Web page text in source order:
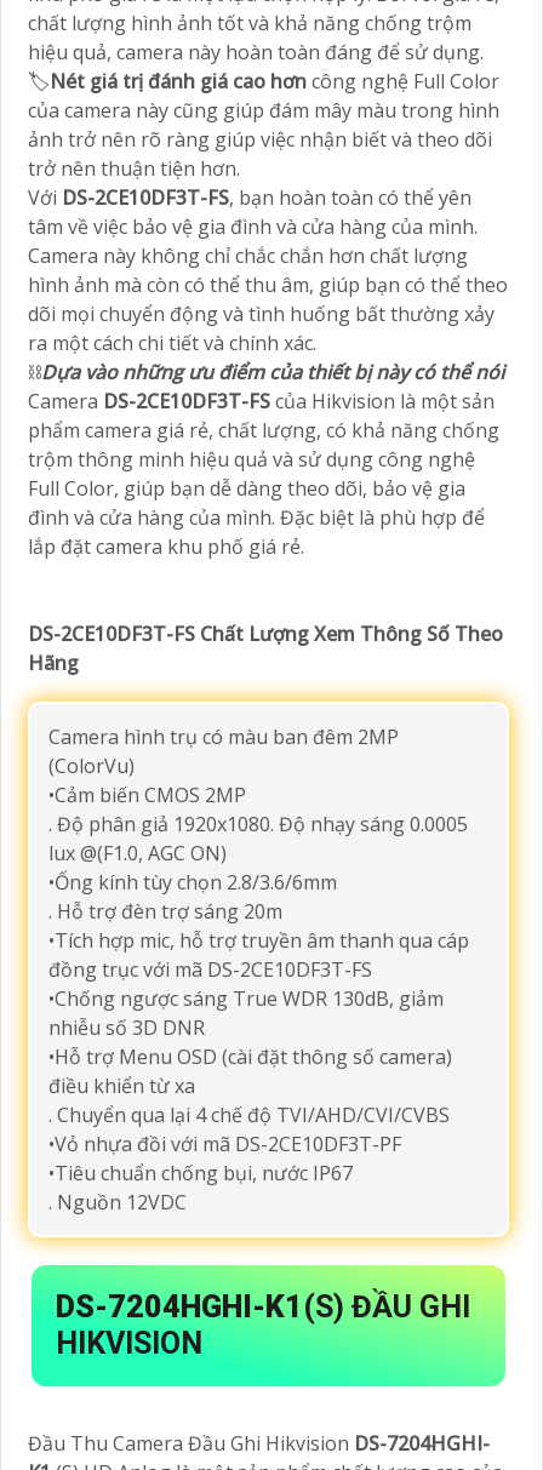
chất lượng hình ảnh tốt và khả năng chống trộm
hiệu quả, camera này hoàn toàn đáng để sử dụng.
🏷Nét giá trị đánh giá cao hơncông nghệ Full Color
của camera này cũng giúp đám mây màu trong hình
ảnh trở nên rõ ràng giúp việc nhận biết và theo dõi
trở nên thuận tiện hơn.
Với DS-2CE10DF3T-FS, bạn hoàn toàn có thể yên
tâm về việc bảo vệ gia đình và cửa hàng của mình.
Camera này không chỉ chắc chắn hơn chất lượng
hình ảnh mà còn có thể thu âm, giúp bạn có thể theo
dõi mọi chuyển động và tình huống bất thường xảy
ra một cách chi tiết và chính xác.
⛓Dựa vào những ưu điểm của thiết bị này có thể nói
Camera DS-2CE10DF3T-FScủa Hikvision là một sản
phẩm camera giá rẻ, chất lượng, có khả năng chống
trộm thông minh hiệu quả và sử dụng công nghệ
Full Color, giúp bạn dễ dàng theo dõi, bảo vệ gia
đình và cửa hàng của mình. Đặc biệt là phù hợp để
lắp đặt camera khu phố giá rẻ.
DS-2CE10DF3T-FS Chất Lượng Xem Thông Số Theo
Hãng
Camera hình trụ có màu ban đêm 2MP
(ColorVu)
•Cảm biến CMOS 2MP
. Độ phân giả 1920x1080. Độ nhạy sáng 0.0005
lux @(F1.0, AGC ON)
•Ống kính tùy chọn 2.8/3.6/6mm
. Hỗ trợ đèn trợ sáng 20m
•Tích hợp mic, hỗ trợ truyền âm thanh qua cáp
•Chống ngược sáng True WDR 130dB, giảm
•Hỗ trợ Menu OSD (cài đặt thông số camera)
điều khiển từ xa
•Tiêu chuẩn chống bụi, nước IP67
. Nguồn 12VDC